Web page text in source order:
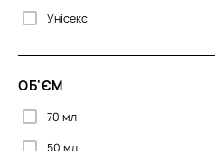
Захист
Зволоження
Освіження
Освітлення
Очищення
Унісекс
ОБ'ЄМ
70 мл
50 мл